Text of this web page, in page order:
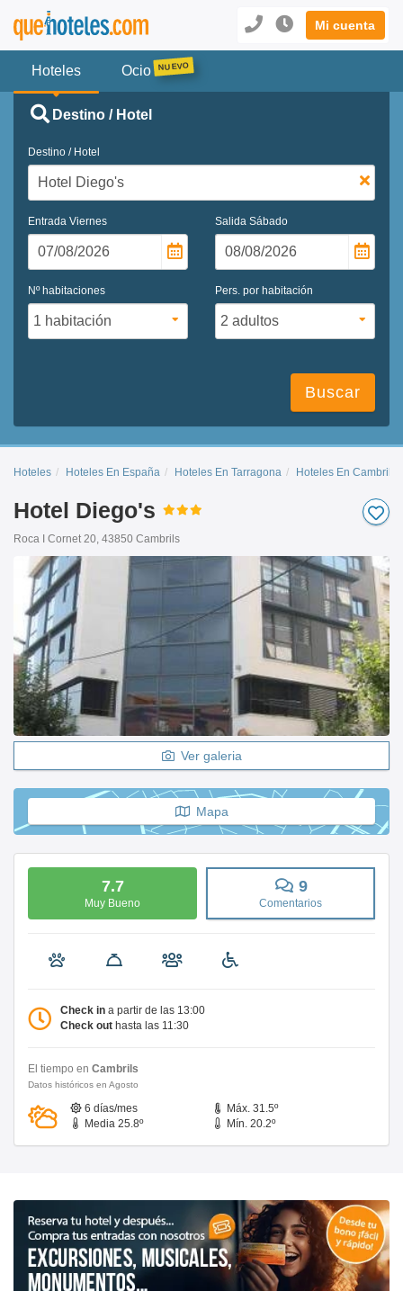
Mi cuenta
Hoteles Ocio
Destino / Hotel
Destino / Hotel
Entrada Viernes Salida Sábado
Nº habitaciones Pers. por habitación
Buscar
Hoteles Hoteles En España Hoteles En Tarragona Hoteles En Cambrils
Hotel Diego's
Roca I Cornet 20, 43850 Cambrils
Ver galeria
Mapa
7.7
Muy Bueno
9
Comentarios
Check in a partir de las 13:00
Check out hasta las 11:30
El tiempo en Cambrils
Datos históricos en Agosto
6 días/mes
Máx. 31.5º
Media 25.8º
Mín. 20.2º